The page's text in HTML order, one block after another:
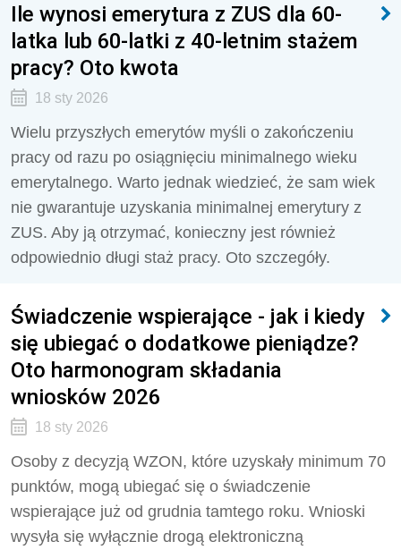
Ile wynosi emerytura z ZUS dla 60-
latka lub 60-latki z 40-letnim stażem
pracy? Oto kwota
18 sty 2026
Wielu przyszłych emerytów myśli o zakończeniu
pracy od razu po osiągnięciu minimalnego wieku
emerytalnego. Warto jednak wiedzieć, że sam wiek
nie gwarantuje uzyskania minimalnej emerytury z
ZUS. Aby ją otrzymać, konieczny jest również
odpowiednio długi staż pracy. Oto szczegóły.
Świadczenie wspierające - jak i kiedy
się ubiegać o dodatkowe pieniądze?
Oto harmonogram składania
wniosków 2026
18 sty 2026
Osoby z decyzją WZON, które uzyskały minimum 70
punktów, mogą ubiegać się o świadczenie
wspierające już od grudnia tamtego roku. Wnioski
wysyła się wyłącznie drogą elektroniczną